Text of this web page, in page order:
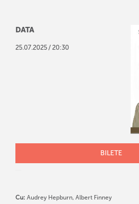
DATA
25.07.2025 / 20:30
BILETE
Cu: Audrey Hepburn, Albert Finney